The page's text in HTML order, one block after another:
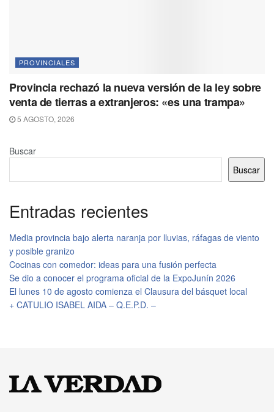
PROVINCIALES
Provincia rechazó la nueva versión de la ley sobre
venta de tierras a extranjeros: «es una trampa»
5 AGOSTO, 2026
Buscar
Buscar
Entradas recientes
Media provincia bajo alerta naranja por lluvias, ráfagas de viento
y posible granizo
Cocinas con comedor: ideas para una fusión perfecta
Se dio a conocer el programa oficial de la ExpoJunín 2026
El lunes 10 de agosto comienza el Clausura del básquet local
+ CATULIO ISABEL AIDA – Q.E.P.D. –